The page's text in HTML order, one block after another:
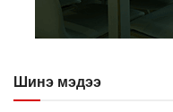
Шинэ мэдээ